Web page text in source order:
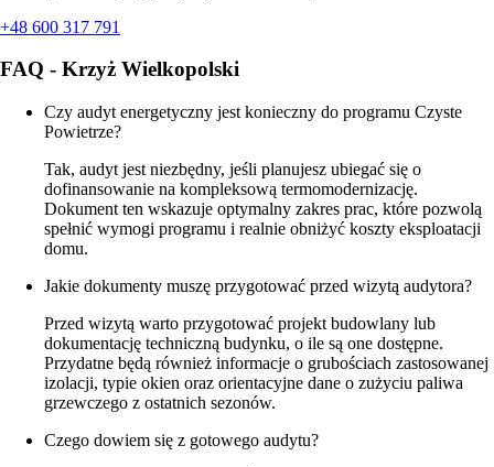
+48 600 317 791
FAQ - Krzyż Wielkopolski
Czy audyt energetyczny jest konieczny do programu Czyste
Powietrze?
Tak, audyt jest niezbędny, jeśli planujesz ubiegać się o
dofinansowanie na kompleksową termomodernizację.
Dokument ten wskazuje optymalny zakres prac, które pozwolą
spełnić wymogi programu i realnie obniżyć koszty eksploatacji
domu.
Jakie dokumenty muszę przygotować przed wizytą audytora?
Przed wizytą warto przygotować projekt budowlany lub
dokumentację techniczną budynku, o ile są one dostępne.
Przydatne będą również informacje o grubościach zastosowanej
izolacji, typie okien oraz orientacyjne dane o zużyciu paliwa
grzewczego z ostatnich sezonów.
Czego dowiem się z gotowego audytu?